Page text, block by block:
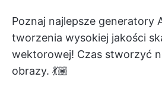
Poznaj najlepsze generatory
tworzenia wysokiej jakości
wektorowej! Czas stworzyć
obrazy. 💃🏽